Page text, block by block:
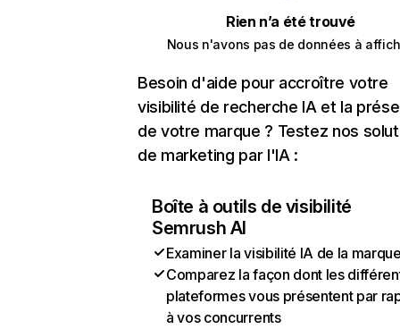
Rien n’a été trouvé
Nous n'avons pas de données à
Besoin d'aide pour accroître votre
visibilité de recherche IA et la
de votre marque ? Testez nos
de marketing par l'IA :
Boîte à outils de visibilité
Semrush AI
Examiner la visibilité IA de la
Comparez la façon dont les
plateformes vous présentent par
à vos concurrents